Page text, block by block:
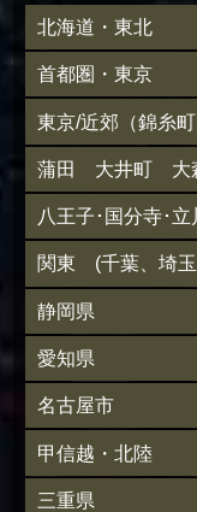
北海道・東北
首都圏・東京
東京/近郊（錦糸
蒲田 大井町 大
八王子･国分寺･
関東 (千葉、埼玉
静岡県
愛知県
名古屋市
甲信越・北陸
三重県